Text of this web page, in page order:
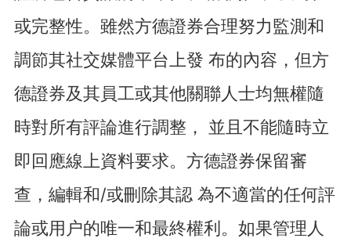
或完整性。雖然方德證券合理努力監測和
調節其社交媒體平台上發 布的內容，但方
德證券及其員工或其他關聯人士均無權隨
時對所有評論進行調整， 並且不能隨時立
即回應線上資料要求。方德證券保留審
查，編輯和/或刪除其認 為不適當的任何評
論或用户的唯一和最終權利。如果管理人